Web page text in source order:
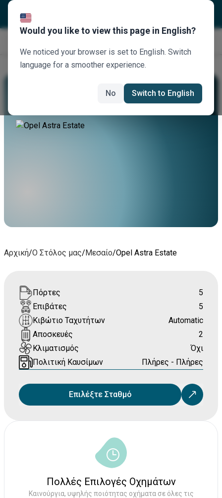
Νοικιάστε Ένα Opel Astra Estate
Αρχική/Ο Στόλος μας/Μεσαίο/Opel Astra Estate
Πολλές Επιλογές Οχημάτων
Καινούργια, υψηλής ποιότητας οχήματα σε όλες τις
Πόρτες
5
Επιβάτες
5
Κιβώτιο Ταχυτήτων
Automatic
Αποσκευές
2
Κλιματισμός
Όχι
Πολιτική Καυσίμων
Πλήρες - Πλήρες
Επιλέξτε Σταθμό
Would you like to view this page in English?
We noticed your browser is set to English. Switch
language for a smoother experience.
No Switch to English